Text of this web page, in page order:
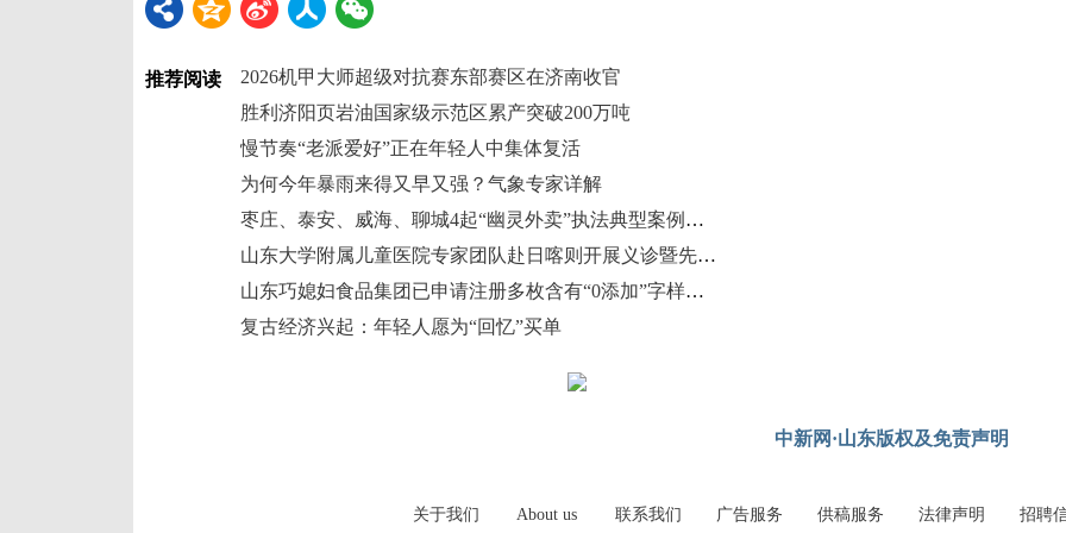
推荐阅读
2026机甲大师超级对抗赛东部赛区在济南收官
胜利济阳页岩油国家级示范区累产突破200万吨
慢节奏“老派爱好”正在年轻人中集体复活
为何今年暴雨来得又早又强？气象专家详解
枣庄、泰安、威海、聊城4起“幽灵外卖”执法典型案例被通报
山东大学附属儿童医院专家团队赴日喀则开展义诊暨先心病筛查活动
山东巧媳妇食品集团已申请注册多枚含有“0添加”字样的商标
复古经济兴起：年轻人愿为“回忆”买单
中新网·山东版权及免责声明
关于我们 About us 联系我们 广告服务 供稿服务 法律声明 招聘